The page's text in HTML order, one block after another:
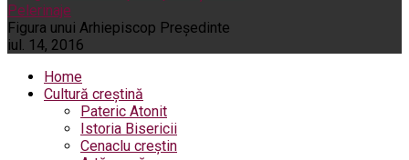
Pelerinaje
Figura unui Arhiepiscop Preşedinte
iul. 14, 2016
Home
Cultură creștină
Pateric Atonit
Istoria Bisericii
Cenaclu creștin